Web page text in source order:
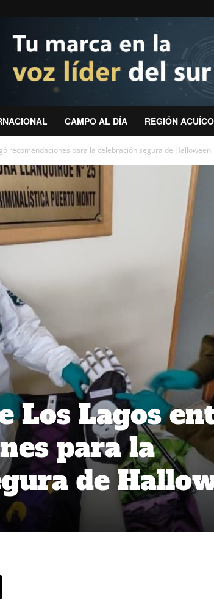
CAMPO AL DÍA REGIÓN
recomendaciones para la celebración segura de Halloween
Los Lagos
para la
de